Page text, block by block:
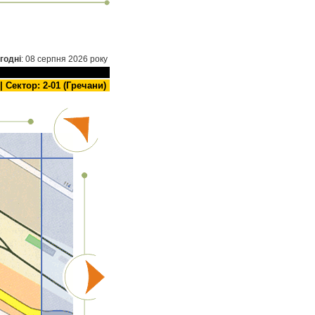
: 08 серпня 2026 року
Сектор: 2-01 (Гречани)